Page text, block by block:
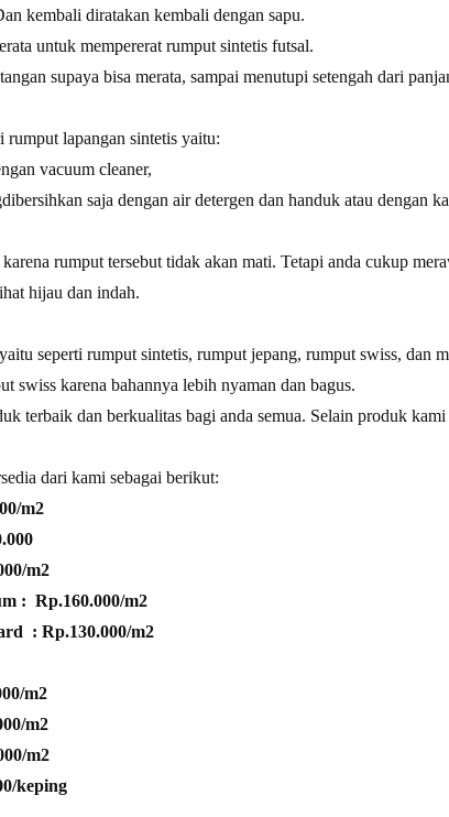
kembali diratakan kembali dengan sapu.
untuk mempererat rumput sintetis futsal.
supaya bisa merata, sampai menutupi setengah dari
rumput lapangan sintetis yaitu:
vacuum cleaner,
saja dengan air detergen dan handuk atau dengan
rumput tersebut tidak akan mati. Tetapi anda cukup
hijau dan indah.
seperti rumput sintetis, rumput jepang, rumput swiss, dan
swiss karena bahannya lebih nyaman dan bagus.
terbaik dan berkualitas bagi anda semua. Selain produk
dari kami sebagai berikut:
m2
m2
: Rp.160.000/m2
: Rp.130.000/m2
m2
m2
m2
keping